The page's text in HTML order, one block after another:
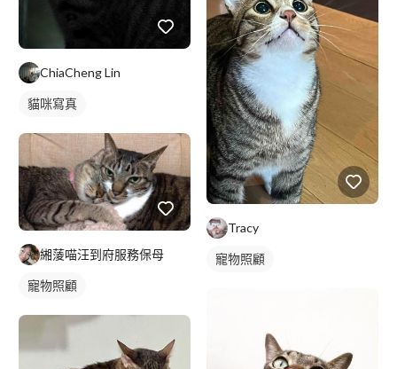
ChiaCheng Lin
貓咪寫真
緗蔆喵汪到府服務保母
寵物照顧
Tracy
寵物照顧